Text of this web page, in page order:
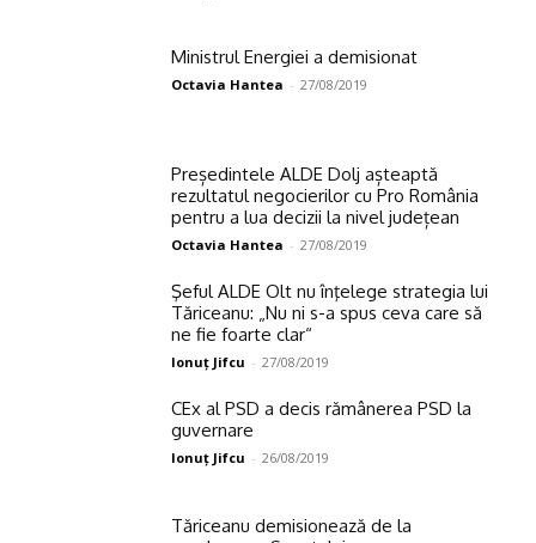
Ministrul Energiei a demisionat
Octavia Hantea - 27/08/2019
Președintele ALDE Dolj așteaptă
rezultatul negocierilor cu Pro România
pentru a lua decizii la nivel județean
Octavia Hantea - 27/08/2019
Şeful ALDE Olt nu înţelege strategia lui
Tăriceanu: „Nu ni s-a spus ceva care să
ne fie foarte clar“
Ionuţ Jifcu - 27/08/2019
CEx al PSD a decis rămânerea PSD la
guvernare
Ionuţ Jifcu - 26/08/2019
Tăriceanu demisionează de la